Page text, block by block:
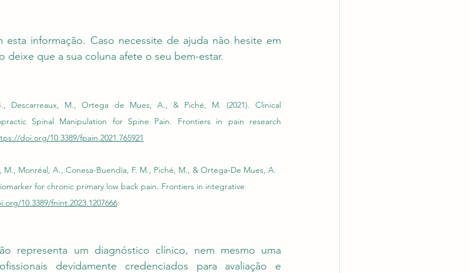
esta informação. Caso necessite de ajuda não hesite em
deixe que a sua coluna afete o seu bem-estar.
Descarreaux, M., Ortega de Mues, A., & Piché, M. (2021). Clinical
Spinal Manipulation for Spine Pain. Frontiers in pain research
doi.org/10.3389/fpain.2021.765921
Monréal, A., Conesa-Buendía, F. M., Piché, M., & Ortega-De Mues, A.
for chronic primary low back pain. Frontiers in integrative
10.3389/fnint.2023.1207666
representa um diagnóstico clínico, nem mesmo uma
devidamente credenciados para avaliação e